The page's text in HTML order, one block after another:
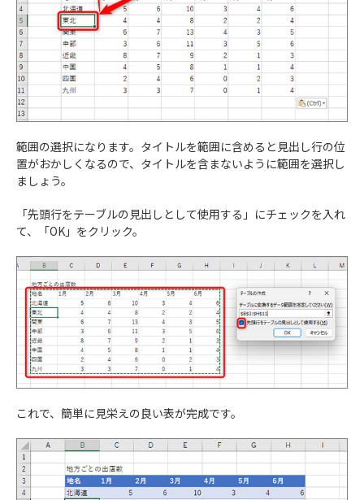
範囲の選択になります。タイトルを範囲に含めると見出し行の位
置がおかしくなるので、タイトルを含まないように範囲を選択し
ましょう。
「先頭行をテーブルの見出しとして使用する」にチェックを入れ
て、「OK」をクリック。
これで、簡単に見栄えの良い表が完成です。